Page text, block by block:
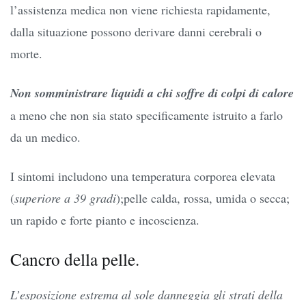
l’assistenza medica non viene richiesta rapidamente,
dalla situazione possono derivare danni cerebrali o
morte.
Non somministrare liquidi a chi soffre di colpi di calore
a meno che non sia stato specificamente istruito a farlo
da un medico.
I sintomi includono una temperatura corporea elevata
(superiore a 39 gradi);pelle calda, rossa, umida o secca;
un rapido e forte pianto e incoscienza.
Cancro della pelle.
L’esposizione estrema al sole danneggia gli strati della